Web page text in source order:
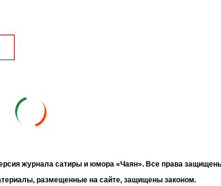
журнала сатиры и юмора «Чаян». Все права
размещенные на сайте, защищены законом.